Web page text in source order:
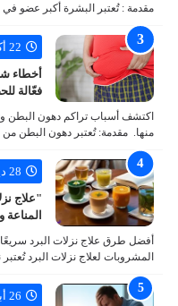
مقدمة : تُعتبر البشرة أكبر عضو
22 أكتوبر 2024
أخطاء
فعّالة
اكتشف أسباب تراكم دهون البطن
منها. مقدمة: تُعتبر دهون البطن من
28 ديسمبر 2025
"علاج
أفضل طرق علاج نزلات البرد
المشروبات لعلاج نزلات البرد
26 أبريل 2025